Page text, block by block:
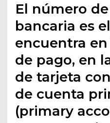
El número
bancaria es
encuentra
de pago, en
de tarjeta
de cuenta
(primary